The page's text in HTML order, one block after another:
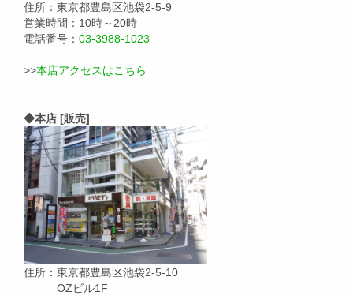
住所：東京都豊島区池袋2-5-9
営業時間：10時～20時
電話番号： 03-3988-1023
>>本店アクセスはこちら
◆本店 [販売]
住所：東京都豊島区池袋2-5-10
OZビル1F